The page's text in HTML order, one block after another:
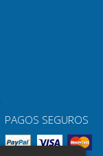
PAGOS SEGUROS